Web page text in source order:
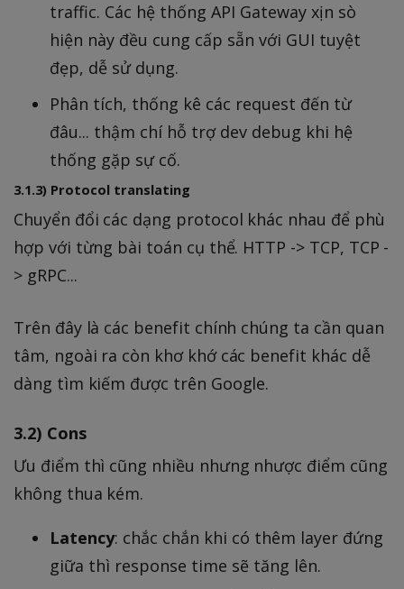
traffic. Các hệ thống API Gateway xịn sò
hiện này đều cung cấp sẵn với GUI tuyệt
đẹp, dễ sử dụng.
Phân tích, thống kê các request đến từ
đâu... thậm chí hỗ trợ dev debug khi hệ
thống gặp sự cố.
3.1.3) Protocol translating
Chuyển đổi các dạng protocol khác nhau để phù
hợp với từng bài toán cụ thể. HTTP -> TCP, TCP -
> gRPC...
Trên đây là các benefit chính chúng ta cần quan
tâm, ngoài ra còn khơ khớ các benefit khác dễ
dàng tìm kiếm được trên Google.
3.2) Cons
Ưu điểm thì cũng nhiều nhưng nhược điểm cũng
không thua kém.
Latency: chắc chắn khi có thêm layer đứng
giữa thì response time sẽ tăng lên.